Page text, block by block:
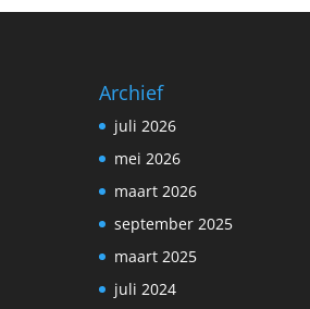
Archief
juli 2026
mei 2026
maart 2026
september 2025
maart 2025
juli 2024